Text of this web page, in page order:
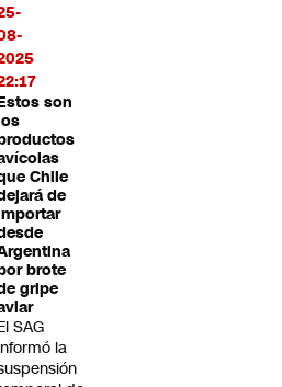
son
Chile
de
brote
gripe
SAG
la